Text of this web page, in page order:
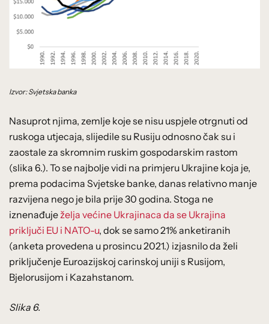
Izvor: Svjetska banka
Nasuprot njima, zemlje koje se nisu uspjele otrgnuti od
ruskoga utjecaja, slijedile su Rusiju odnosno čak su i
zaostale za skromnim ruskim gospodarskim rastom
(slika 6.). To se najbolje vidi na primjeru Ukrajine koja je,
prema podacima Svjetske banke, danas relativno manje
razvijena nego je bila prije 30 godina. Stoga ne
iznenađuje želja većine Ukrajinaca da se Ukrajina
priključi EU i NATO-u, dok se samo 21% anketiranih
(anketa provedena u prosincu 2021.) izjasnilo da želi
priključenje Euroazijskoj carinskoj uniji s Rusijom,
Bjelorusijom i Kazahstanom.
Slika 6.